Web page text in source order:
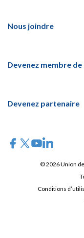
Nous joindre
Devenez membre de
Devenez partenaire
© 2026 Union
Conditions